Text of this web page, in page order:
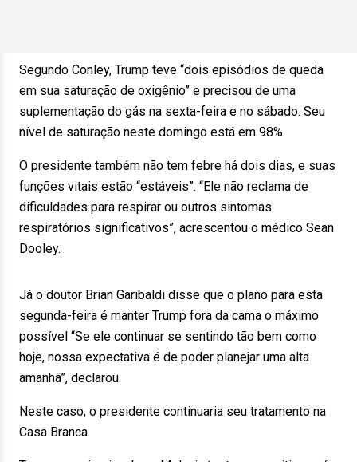
Segundo Conley, Trump teve “dois episódios de queda
em sua saturação de oxigênio” e precisou de uma
suplementação do gás na sexta-feira e no sábado. Seu
nível de saturação neste domingo está em 98%.
O presidente também não tem febre há dois dias, e suas
funções vitais estão “estáveis”. “Ele não reclama de
dificuldades para respirar ou outros sintomas
respiratórios significativos”, acrescentou o médico Sean
Dooley.
Já o doutor Brian Garibaldi disse que o plano para esta
segunda-feira é manter Trump fora da cama o máximo
possível “Se ele continuar se sentindo tão bem como
hoje, nossa expectativa é de poder planejar uma alta
amanhã”, declarou.
Neste caso, o presidente continuaria seu tratamento na
Casa Branca.